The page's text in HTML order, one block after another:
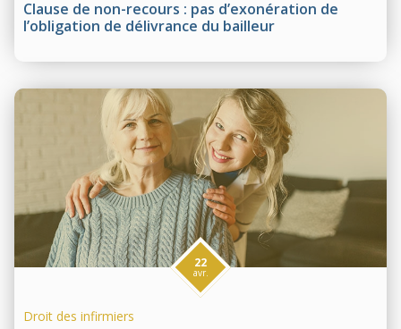
Clause de non-recours : pas d’exonération de
l’obligation de délivrance du bailleur
22
avr.
Droit des infirmiers